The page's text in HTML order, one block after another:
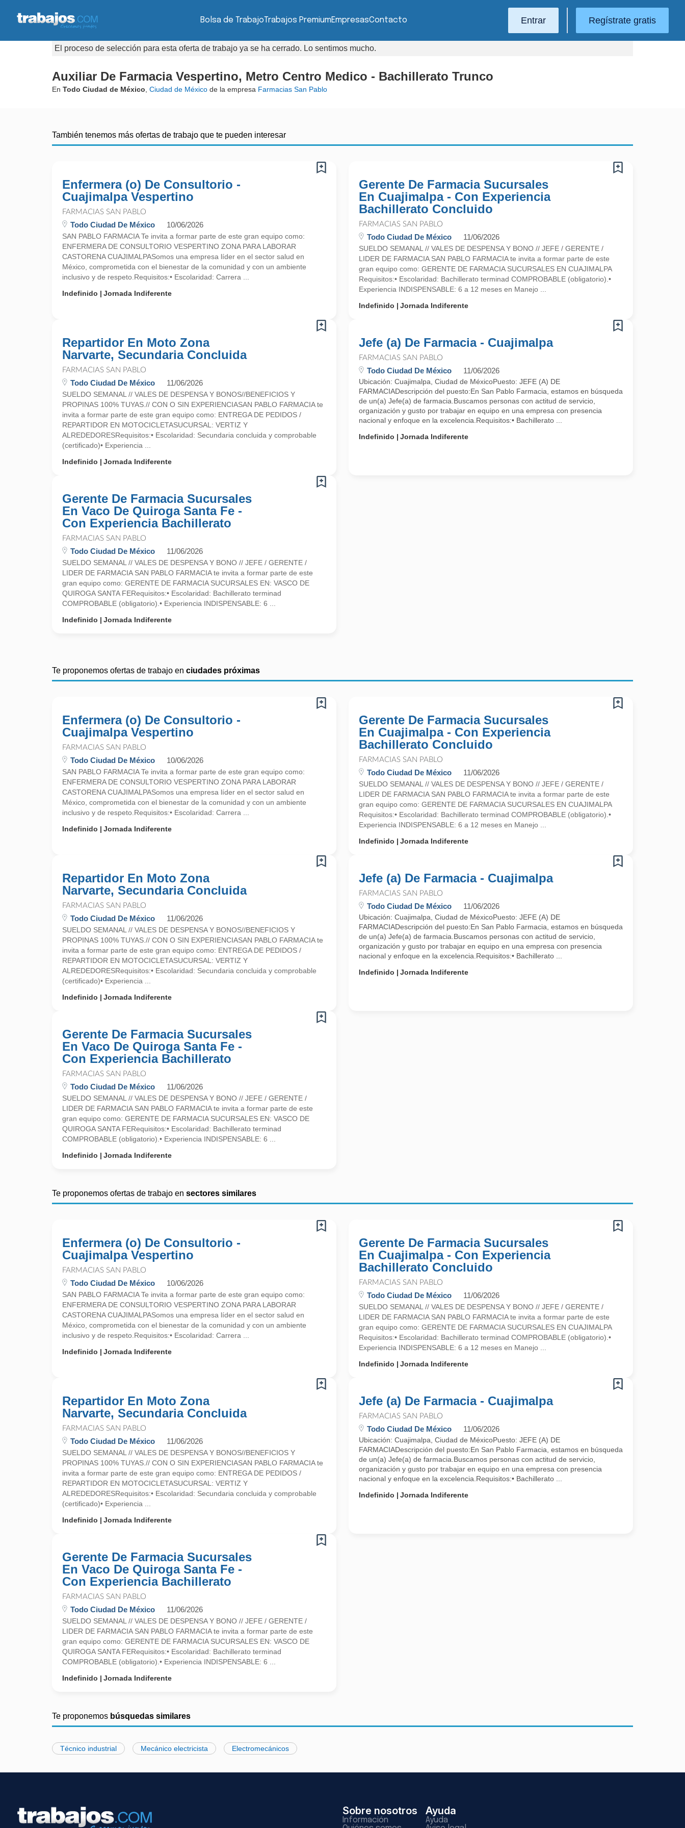
Bolsa de TrabajoTrabajos PremiumEmpresasContacto Entrar Regístrate gratis
El proceso de selección para esta oferta de trabajo ya se ha cerrado. Lo sentimos mucho.
Auxiliar De Farmacia Vespertino, Metro Centro Medico - Bachillerato Trunco
En Todo Ciudad de México Ciudad de México de la empresa Farmacias San Pablo
También tenemos más ofertas de trabajo que te pueden interesar
Enfermera (o) De Consultorio -
Cuajimalpa Vespertino
FARMACIAS SAN PABLO
Todo Ciudad De México 10/06/2026
SAN PABLO FARMACIA Te invita a formar parte de este gran equipo como:
ENFERMERA DE CONSULTORIO VESPERTINO ZONA PARA LABORAR
CASTORENA CUAJIMALPASomos una empresa líder en el sector salud en
México, comprometida con el bienestar de la comunidad y con un ambiente
inclusivo y de respeto.Requisitos:• Escolaridad: Carrera ...
Indefinido
Jornada Indiferente
Gerente De Farmacia Sucursales
En Cuajimalpa - Con Experiencia
Bachillerato Concluido
FARMACIAS SAN PABLO
Todo Ciudad De México 11/06/2026
SUELDO SEMANAL // VALES DE DESPENSA Y BONO // JEFE / GERENTE /
LIDER DE FARMACIA SAN PABLO FARMACIA te invita a formar parte de este
gran equipo como: GERENTE DE FARMACIA SUCURSALES EN CUAJIMALPA
Requisitos:• Escolaridad: Bachillerato terminad COMPROBABLE (obligatorio).•
Experiencia INDISPENSABLE: 6 a 12 meses en Manejo ...
Indefinido
Jornada Indiferente
Repartidor En Moto Zona
Narvarte, Secundaria Concluida
FARMACIAS SAN PABLO
Todo Ciudad De México 11/06/2026
SUELDO SEMANAL // VALES DE DESPENSA Y BONOS//BENEFICIOS Y
PROPINAS 100% TUYAS.// CON O SIN EXPERIENCIASAN PABLO FARMACIA te
invita a formar parte de este gran equipo como: ENTREGA DE PEDIDOS /
REPARTIDOR EN MOTOCICLETASUCURSAL: VERTIZ Y
ALREDEDORESRequisitos:• Escolaridad: Secundaria concluida y comprobable
(certificado)• Experiencia ...
Indefinido
Jornada Indiferente
Jefe (a) De Farmacia - Cuajimalpa
FARMACIAS SAN PABLO
Todo Ciudad De México 11/06/2026
Ubicación: Cuajimalpa, Ciudad de MéxicoPuesto: JEFE (A) DE
FARMACIADescripción del puesto:En San Pablo Farmacia, estamos en búsqueda
de un(a) Jefe(a) de farmacia.Buscamos personas con actitud de servicio,
organización y gusto por trabajar en equipo en una empresa con presencia
nacional y enfoque en la excelencia.Requisitos:• Bachillerato ...
Indefinido
Jornada Indiferente
Gerente De Farmacia Sucursales
En Vaco De Quiroga Santa Fe -
Con Experiencia Bachillerato
FARMACIAS SAN PABLO
Todo Ciudad De México 11/06/2026
SUELDO SEMANAL // VALES DE DESPENSA Y BONO // JEFE / GERENTE /
LIDER DE FARMACIA SAN PABLO FARMACIA te invita a formar parte de este
gran equipo como: GERENTE DE FARMACIA SUCURSALES EN: VASCO DE
QUIROGA SANTA FERequisitos:• Escolaridad: Bachillerato terminad
COMPROBABLE (obligatorio).• Experiencia INDISPENSABLE: 6 ...
Indefinido
Jornada Indiferente
Te proponemos ofertas de trabajo en ciudades próximas
Enfermera (o) De Consultorio -
Cuajimalpa Vespertino
FARMACIAS SAN PABLO
Todo Ciudad De México 10/06/2026
SAN PABLO FARMACIA Te invita a formar parte de este gran equipo como:
ENFERMERA DE CONSULTORIO VESPERTINO ZONA PARA LABORAR
CASTORENA CUAJIMALPASomos una empresa líder en el sector salud en
México, comprometida con el bienestar de la comunidad y con un ambiente
inclusivo y de respeto.Requisitos:• Escolaridad: Carrera ...
Indefinido
Jornada Indiferente
Gerente De Farmacia Sucursales
En Cuajimalpa - Con Experiencia
Bachillerato Concluido
FARMACIAS SAN PABLO
Todo Ciudad De México 11/06/2026
SUELDO SEMANAL // VALES DE DESPENSA Y BONO // JEFE / GERENTE /
LIDER DE FARMACIA SAN PABLO FARMACIA te invita a formar parte de este
gran equipo como: GERENTE DE FARMACIA SUCURSALES EN CUAJIMALPA
Requisitos:• Escolaridad: Bachillerato terminad COMPROBABLE (obligatorio).•
Experiencia INDISPENSABLE: 6 a 12 meses en Manejo ...
Indefinido
Jornada Indiferente
Repartidor En Moto Zona
Narvarte, Secundaria Concluida
FARMACIAS SAN PABLO
Todo Ciudad De México 11/06/2026
SUELDO SEMANAL // VALES DE DESPENSA Y BONOS//BENEFICIOS Y
PROPINAS 100% TUYAS.// CON O SIN EXPERIENCIASAN PABLO FARMACIA te
invita a formar parte de este gran equipo como: ENTREGA DE PEDIDOS /
REPARTIDOR EN MOTOCICLETASUCURSAL: VERTIZ Y
ALREDEDORESRequisitos:• Escolaridad: Secundaria concluida y comprobable
(certificado)• Experiencia ...
Indefinido
Jornada Indiferente
Jefe (a) De Farmacia - Cuajimalpa
FARMACIAS SAN PABLO
Todo Ciudad De México 11/06/2026
Ubicación: Cuajimalpa, Ciudad de MéxicoPuesto: JEFE (A) DE
FARMACIADescripción del puesto:En San Pablo Farmacia, estamos en búsqueda
de un(a) Jefe(a) de farmacia.Buscamos personas con actitud de servicio,
organización y gusto por trabajar en equipo en una empresa con presencia
nacional y enfoque en la excelencia.Requisitos:• Bachillerato ...
Indefinido
Jornada Indiferente
Gerente De Farmacia Sucursales
En Vaco De Quiroga Santa Fe -
Con Experiencia Bachillerato
FARMACIAS SAN PABLO
Todo Ciudad De México 11/06/2026
SUELDO SEMANAL // VALES DE DESPENSA Y BONO // JEFE / GERENTE /
LIDER DE FARMACIA SAN PABLO FARMACIA te invita a formar parte de este
gran equipo como: GERENTE DE FARMACIA SUCURSALES EN: VASCO DE
QUIROGA SANTA FERequisitos:• Escolaridad: Bachillerato terminad
COMPROBABLE (obligatorio).• Experiencia INDISPENSABLE: 6 ...
Indefinido
Jornada Indiferente
Te proponemos ofertas de trabajo en sectores similares
Enfermera (o) De Consultorio -
Cuajimalpa Vespertino
FARMACIAS SAN PABLO
Todo Ciudad De México 10/06/2026
SAN PABLO FARMACIA Te invita a formar parte de este gran equipo como:
ENFERMERA DE CONSULTORIO VESPERTINO ZONA PARA LABORAR
CASTORENA CUAJIMALPASomos una empresa líder en el sector salud en
México, comprometida con el bienestar de la comunidad y con un ambiente
inclusivo y de respeto.Requisitos:• Escolaridad: Carrera ...
Indefinido
Jornada Indiferente
Gerente De Farmacia Sucursales
En Cuajimalpa - Con Experiencia
Bachillerato Concluido
FARMACIAS SAN PABLO
Todo Ciudad De México 11/06/2026
SUELDO SEMANAL // VALES DE DESPENSA Y BONO // JEFE / GERENTE /
LIDER DE FARMACIA SAN PABLO FARMACIA te invita a formar parte de este
gran equipo como: GERENTE DE FARMACIA SUCURSALES EN CUAJIMALPA
Requisitos:• Escolaridad: Bachillerato terminad COMPROBABLE (obligatorio).•
Experiencia INDISPENSABLE: 6 a 12 meses en Manejo ...
Indefinido
Jornada Indiferente
Repartidor En Moto Zona
Narvarte, Secundaria Concluida
FARMACIAS SAN PABLO
Todo Ciudad De México 11/06/2026
SUELDO SEMANAL // VALES DE DESPENSA Y BONOS//BENEFICIOS Y
PROPINAS 100% TUYAS.// CON O SIN EXPERIENCIASAN PABLO FARMACIA te
invita a formar parte de este gran equipo como: ENTREGA DE PEDIDOS /
REPARTIDOR EN MOTOCICLETASUCURSAL: VERTIZ Y
ALREDEDORESRequisitos:• Escolaridad: Secundaria concluida y comprobable
(certificado)• Experiencia ...
Indefinido
Jornada Indiferente
Jefe (a) De Farmacia - Cuajimalpa
FARMACIAS SAN PABLO
Todo Ciudad De México 11/06/2026
Ubicación: Cuajimalpa, Ciudad de MéxicoPuesto: JEFE (A) DE
FARMACIADescripción del puesto:En San Pablo Farmacia, estamos en búsqueda
de un(a) Jefe(a) de farmacia.Buscamos personas con actitud de servicio,
organización y gusto por trabajar en equipo en una empresa con presencia
nacional y enfoque en la excelencia.Requisitos:• Bachillerato ...
Indefinido
Jornada Indiferente
Gerente De Farmacia Sucursales
En Vaco De Quiroga Santa Fe -
Con Experiencia Bachillerato
FARMACIAS SAN PABLO
Todo Ciudad De México 11/06/2026
SUELDO SEMANAL // VALES DE DESPENSA Y BONO // JEFE / GERENTE /
LIDER DE FARMACIA SAN PABLO FARMACIA te invita a formar parte de este
gran equipo como: GERENTE DE FARMACIA SUCURSALES EN: VASCO DE
QUIROGA SANTA FERequisitos:• Escolaridad: Bachillerato terminad
COMPROBABLE (obligatorio).• Experiencia INDISPENSABLE: 6 ...
Indefinido
Jornada Indiferente
Te proponemos búsquedas similares
Técnico industrial Mecánico electricista Electromecánicos
Sobre nosotros
Información
Ayuda
Ayuda